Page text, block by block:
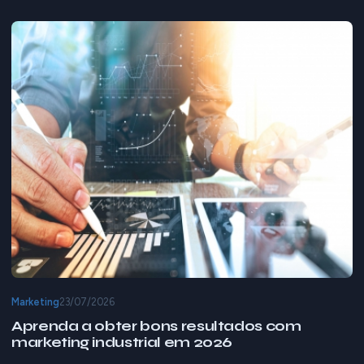
Marketing23/07/2026
Aprenda a obter bons resultados com
marketing industrial em 2026